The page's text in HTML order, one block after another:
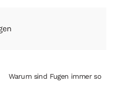
Warum sind Fugen immer so